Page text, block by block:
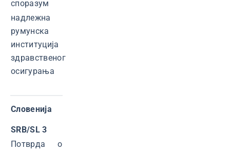
споразум
надлежна
румунска
институција
здравственог
осигурања
Словенија
SRB/SL 3
Потврда о